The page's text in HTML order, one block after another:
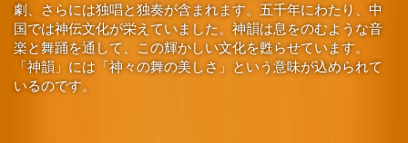
劇、さらには独唱と独奏が含まれます。五千年にわたり、中
国では神伝文化が栄えていました。神韻は息をのむような音
楽と舞踊を通して、この輝かしい文化を甦らせています。
「神韻」には「神々の舞の美しさ」という意味が込められて
いるのです。